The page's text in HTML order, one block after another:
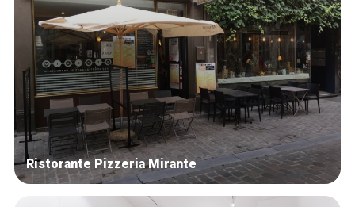
Ristorante Pizzeria Mirante